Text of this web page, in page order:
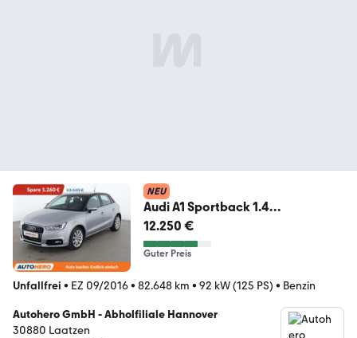
NEU
Audi A1 Sportback 1.4
TFSI*XENON*NAVI*TEMPO*PDC*
SHZ*
12.250 €
Guter Preis
Unfallfrei • EZ 09/2016• 82.648 km • 92 kW (125 PS) • Benzin
Autohero GmbH - Abholfiliale Hannover
30880 Laatzen